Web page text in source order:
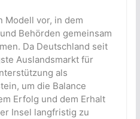
Modell vor, in dem
Behörden gemeinsam
Da Deutschland seit
Auslandsmarkt für
als
um die Balance
Erfolg und dem Erhalt
Insel langfristig zu